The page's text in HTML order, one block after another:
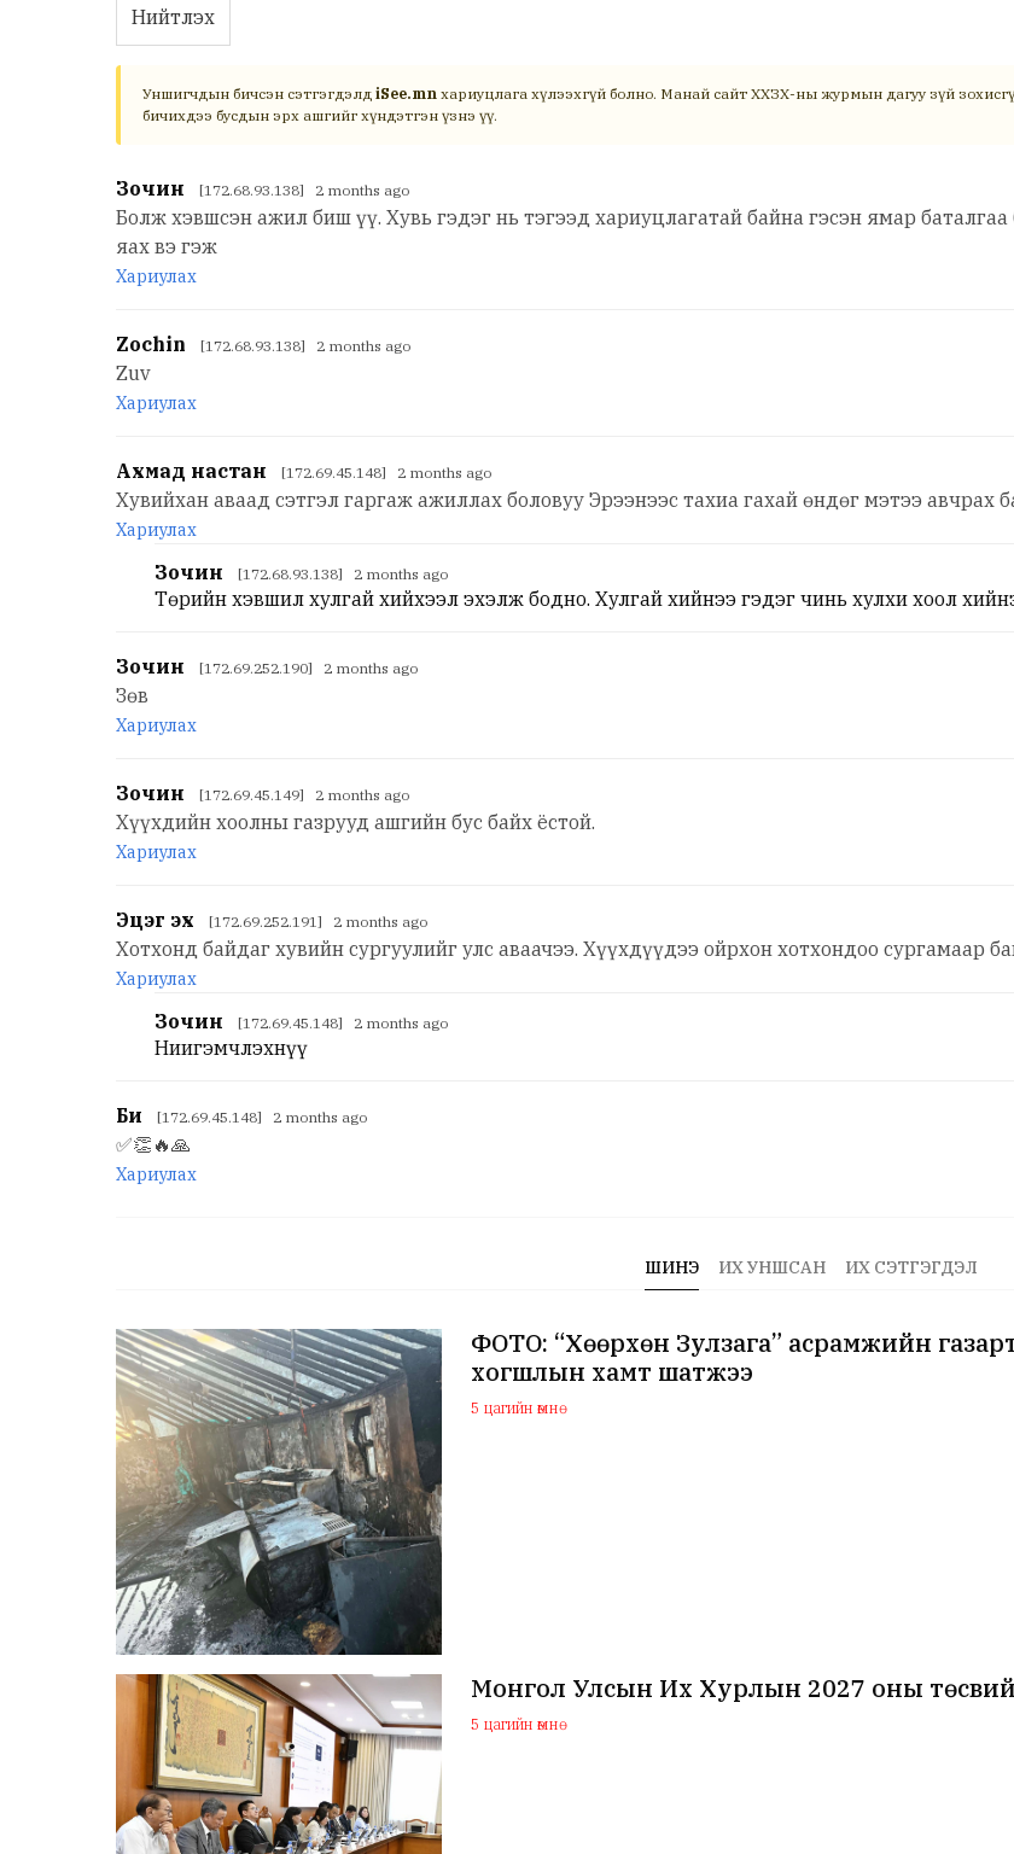
Нийтлэх
Уншигчдын бичсэн сэтгэгдэлд iSee.mn хариуцлага хүлээхгүй болно. Манай сайт ХХЗХ-ны журмын дагуу зүй
бичихдээ бусдын эрх ашгийг хүндэтгэн үзнэ үү.
Зочин [172.68.93.138] 2 months ago
Болж хэвшсэн ажил биш үү. Хувь гэдэг нь тэгээд хариуцлагатай байна гэсэн ямар
яах вэ гэж
Хариулах
Zochin [172.68.93.138] 2 months ago
Zuv
Хариулах
Ахмад настан [172.69.45.148] 2 months ago
Хувийхан аваад сэтгэл гаргаж ажиллах боловуу Эрээнээс тахиа гахай өндөг мэтээ авчрах
Хариулах
Зочин [172.68.93.138] 2 months ago
Төрийн хэвшил хулгай хийхээл эхэлж бодно. Хулгай хийнээ гэдэг чинь хулхи хоол
Зочин [172.69.252.190] 2 months ago
Зөв
Хариулах
Зочин [172.69.45.149] 2 months ago
Хүүхдийн хоолны газрууд ашгийн бус байх ёстой.
Хариулах
Эцэг эх [172.69.252.191] 2 months ago
Хотхонд байдаг хувийн сургуулийг улс аваачээ. Хүүхдүүдээ ойрхон хотхондоо сургамаар
Хариулах
Зочин [172.69.45.148] 2 months ago
Ниигэмчлэхнүү
Би [172.69.45.148] 2 months ago
✅👏🔥🙏
Хариулах
ШИНЭ ИХ УНШСАН ИХ СЭТГЭГДЭЛ
ФОТО: “Хөөрхөн Зулзага” асрамжийн
хогшлын хамт шатжээ
5 цагийн өмнө
Монгол Улсын Их Хурлын 2027 оны
5 цагийн өмнө